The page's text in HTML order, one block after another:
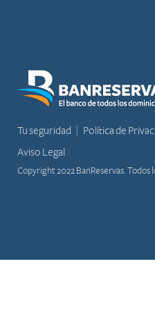
Tu seguridad Política de
Aviso Legal
Copyright 2022 BanReservas. Todos